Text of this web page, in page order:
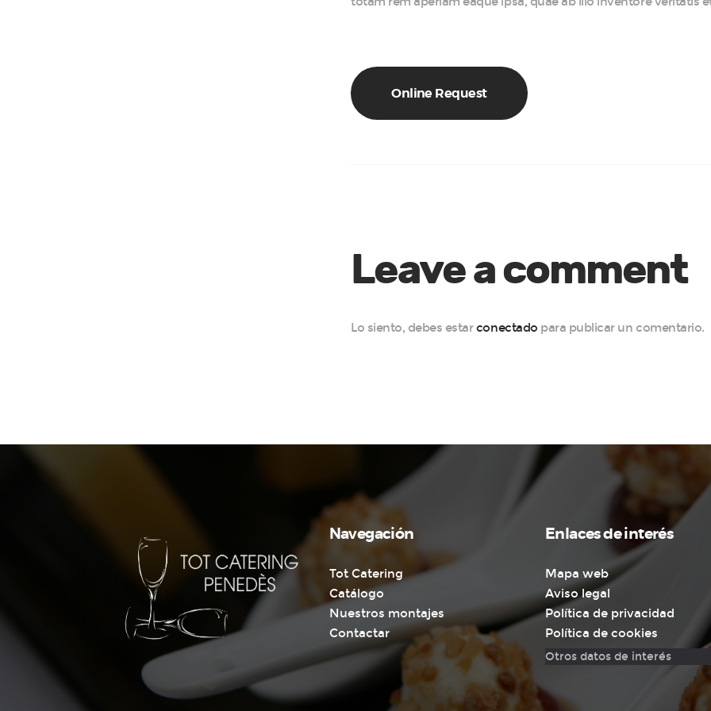
Online Request
Leave a comment
Lo siento, debes estarconectado para publicar un comentario.
Navegación
Tot Catering
Catálogo
Nuestros montajes
Contactar
Enlaces de interés
Mapa web
Aviso legal
Política de privacidad
Política de cookies